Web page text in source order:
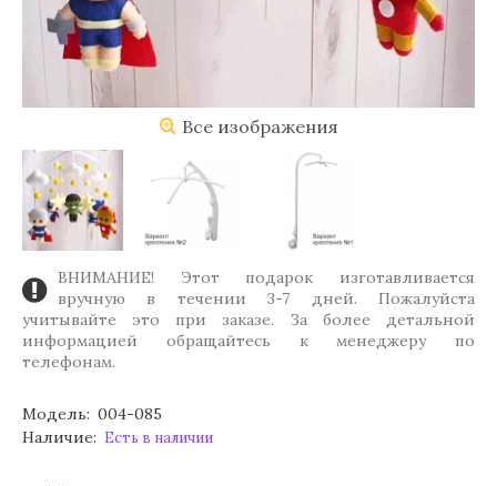
Все изображения
ВНИМАНИЕ! Этот подарок изготавливается
вручную в течении 3-7 дней. Пожалуйста
учитывайте это при заказе. За более детальной
информацией обращайтесь к менеджеру по
телефонам.
Модель: 004-085
Наличие: Есть в наличии